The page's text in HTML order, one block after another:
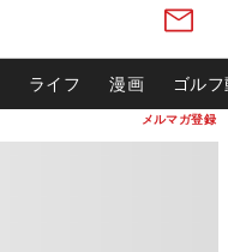
メルマガ登録
ライフ 漫画 ゴル